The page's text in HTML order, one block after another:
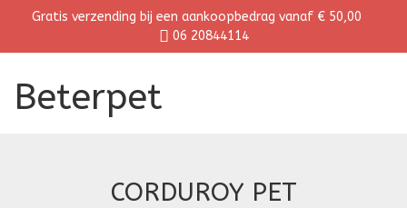
Gratis verzending bij een aankoopbedrag vanaf € 50,00
06 20844114
Beterpet
CORDUROY PET